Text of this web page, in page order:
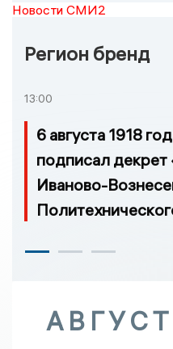
Новости СМИ2
Регион бренд
13:00
6 августа 1918
подписал
Иваново-
АВГУСТ